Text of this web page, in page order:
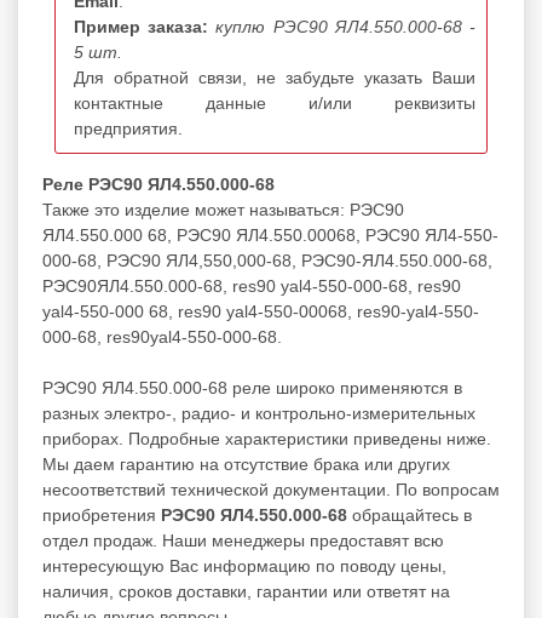
Пример заказа: куплю РЭС90 ЯЛ4.550.000-68 -
5 шт.
Для обратной связи, не забудьте указать Ваши
контактные данные и/или реквизиты
предприятия.
Реле РЭС90 ЯЛ4.550.000-68
Также это изделие может называться: РЭС90
ЯЛ4.550.000 68, РЭС90 ЯЛ4.550.00068, РЭС90 ЯЛ4-550-
000-68, РЭС90 ЯЛ4,550,000-68, РЭС90-ЯЛ4.550.000-68,
РЭС90ЯЛ4.550.000-68, res90 yal4-550-000-68, res90
yal4-550-000 68, res90 yal4-550-00068, res90-yal4-550-
000-68, res90yal4-550-000-68.
РЭС90 ЯЛ4.550.000-68 реле широко применяются в
разных электро-, радио- и контрольно-измерительных
приборах. Подробные характеристики приведены ниже.
Мы даем гарантию на отсутствие брака или других
несоответствий технической документации. По вопросам
приобретения РЭС90 ЯЛ4.550.000-68 обращайтесь в
отдел продаж. Наши менеджеры предоставят всю
интересующую Вас информацию по поводу цены,
наличия, сроков доставки, гарантии или ответят на